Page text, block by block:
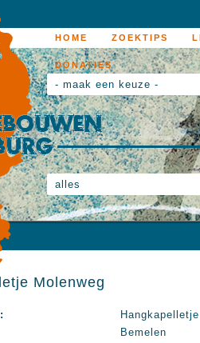
HOME ZOEKTIPS
DONATIES
- maak een keuze -
alles
Molenweg
Hangkapelletje
Bemelen